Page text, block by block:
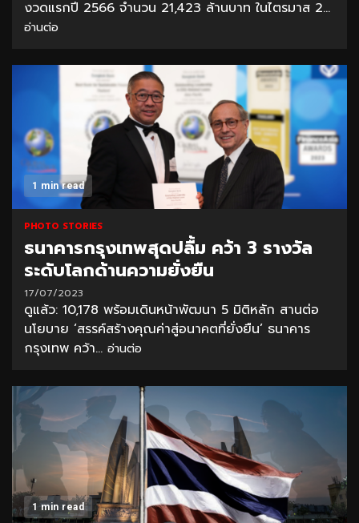
งวดแรกปี 2566 จำนวน 21,423 ล้านบาท ในไตรมาส 2...
อ่านต่อ
1 min read
PHOTO STORIES
ธนาคารกรุงเทพสุดปลื้ม คว้า 3 รางวัล
ระดับโลกด้านความยั่งยืน
17/07/2023
ดูแล้ว: 10,178 พร้อมเดินหน้าพัฒนา 5 มิติหลัก สานต่อ
นโยบาย ‘สรรค์สร้างคุณค่าสู่อนาคตที่ยั่งยืน’ ธนาคาร
กรุงเทพ คว้า... อ่านต่อ
1 min read